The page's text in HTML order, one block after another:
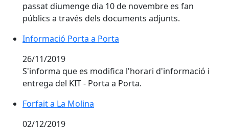
passat diumenge dia 10 de novembre es fan
públics a través dels documents adjunts.
Informació Porta a Porta
Informació Porta a Porta
26/11/2019
S'informa que es modifica l'horari d'informació i
entrega del KIT - Porta a Porta.
Forfait a La Molina
02/12/2019